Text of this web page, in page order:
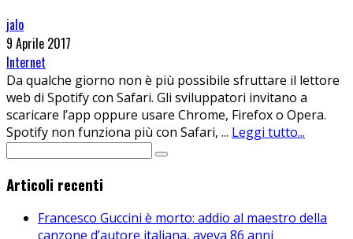
jalo
9 Aprile 2017
Internet
Da qualche giorno non è più possibile sfruttare il lettore
web di Spotify con Safari. Gli sviluppatori invitano a
scaricare l’app oppure usare Chrome, Firefox o Opera.
Spotify non funziona più con Safari, ... Leggi tutto...
Articoli recenti
Francesco Guccini è morto: addio al maestro della
canzone d’autore italiana, aveva 86 anni